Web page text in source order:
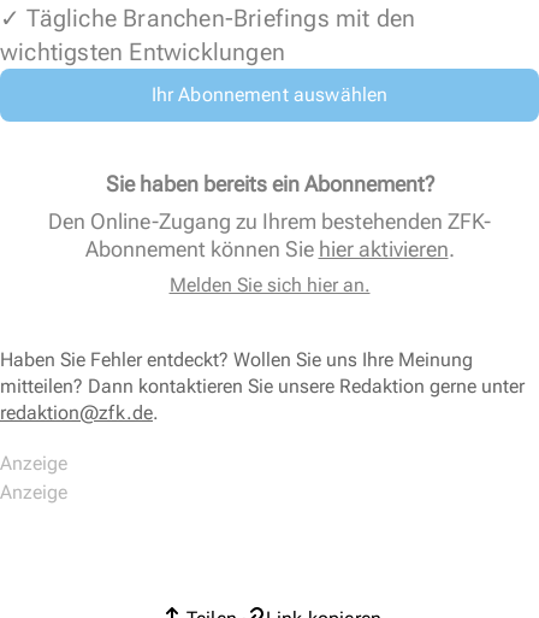
✓ Tägliche Branchen-Briefings mit den
wichtigsten Entwicklungen
Ihr Abonnement auswählen
Sie haben bereits ein Abonnement?
Den Online-Zugang zu Ihrem bestehenden ZFK-
Abonnement können Sie hier aktivieren.
Melden Sie sich hier an.
Haben Sie Fehler entdeckt? Wollen Sie uns Ihre Meinung
mitteilen? Dann kontaktieren Sie unsere Redaktion gerne unter
redaktion@zfk.de.